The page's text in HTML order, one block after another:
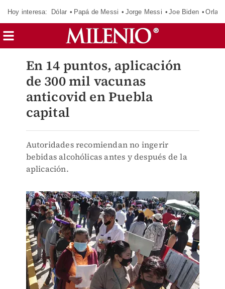
Hoy interesa: Dólar Papá de Messi Jorge Messi Joe Biden
En 14 puntos, aplicación
de 300 mil vacunas
anticovid en Puebla
capital
Autoridades recomiendan no ingerir
bebidas alcohólicas antes y después de la
aplicación.